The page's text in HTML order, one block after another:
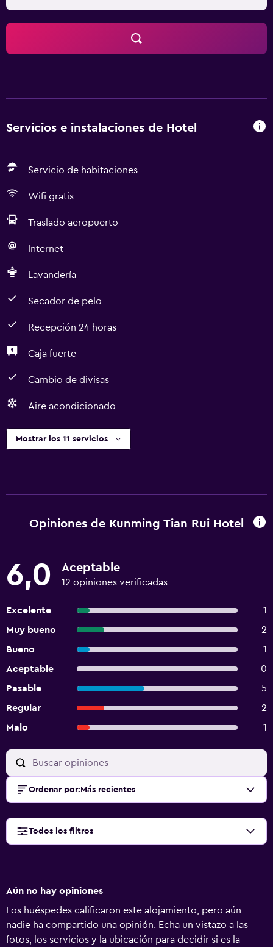
Servicios e instalaciones de Hotel
Servicio de habitaciones
Wifi gratis
Traslado aeropuerto
Internet
Lavandería
Secador de pelo
Recepción 24 horas
Caja fuerte
Cambio de divisas
Aire acondicionado
Mostrar los 11 servicios
Opiniones de Kunming Tian Rui Hotel
6,0 Aceptable
12 opiniones verificadas
Excelente
1
Muy bueno
2
Bueno
1
Aceptable
0
Pasable
5
Regular
2
Malo
1
Ordenar por: Más recientes
Todos los filtros
Aún no hay opiniones
Los huéspedes calificaron este alojamiento, pero aún
nadie ha compartido una opinión. Echa un vistazo a las
fotos, los servicios y la ubicación para decidir si es la